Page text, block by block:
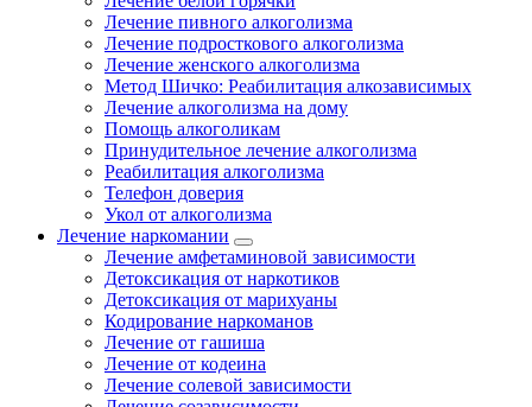
Лечение пивного алкоголизма
Лечение подросткового алкоголизма
Лечение женского алкоголизма
Метод Шичко: Реабилитация алкозависимых
Лечение алкоголизма на дому
Помощь алкоголикам
Принудительное лечение алкоголизма
Реабилитация алкоголизма
Телефон доверия
Укол от алкоголизма
Лечение наркомании
Лечение амфетаминовой зависимости
Детоксикация от наркотиков
Детоксикация от марихуаны
Кодирование наркоманов
Лечение от гашиша
Лечение от кодеина
Лечение солевой зависимости